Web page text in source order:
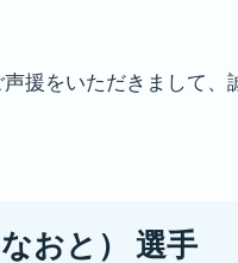
援をいただきまして
おと） 選手